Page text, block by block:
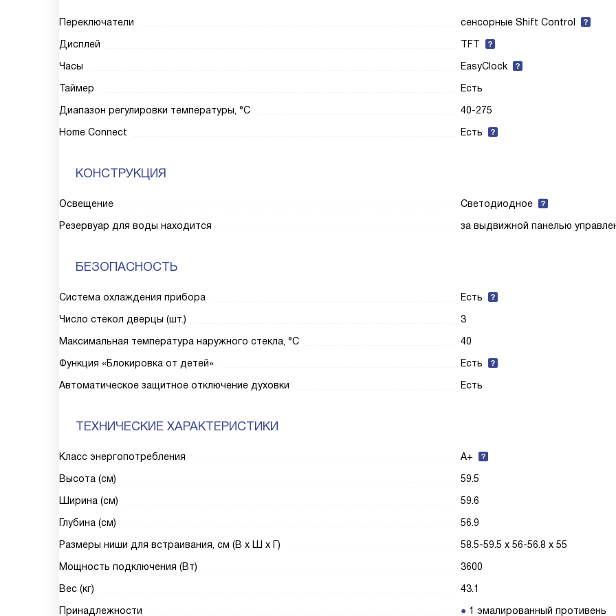
Переключатели
сенсорные Shift Control
Дисплей
TFT
Часы
EasyClock
Таймер
Есть
Диапазон регулировки температуры, °С
40-275
Home Connect
Есть
КОНСТРУКЦИЯ
Освещение
Светодиодное
Резервуар для воды находится
за выдвижной панелью
БЕЗОПАСНОСТЬ
Система охлаждения прибора
Есть
Число стекол дверцы (шт.)
3
Максимальная температура наружного стекла, °С
40
Функция «Блокировка от детей»
Есть
Автоматическое защитное отключение духовки
Есть
ТЕХНИЧЕСКИЕ ХАРАКТЕРИСТИКИ
Класс энергопотребления
A+
Высота (см)
59.5
Ширина (см)
59.6
Глубина (см)
56.9
Размеры ниши для встраивания, см (В х Ш х Г)
58.5-59.5 х 56-56.8 х 55
Мощность подключения (Вт)
3600
Вес (кг)
43.1
Принадлежности
1 эмалированный противень